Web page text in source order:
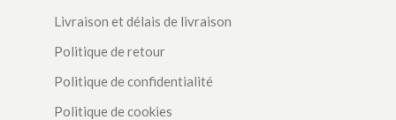
Livraison et délais de livraison
Politique de retour
Politique de confidentialité
Politique de cookies